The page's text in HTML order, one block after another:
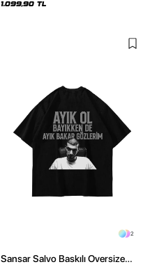
1.099,90 TL
2
Sansar Salvo Baskılı Oversize